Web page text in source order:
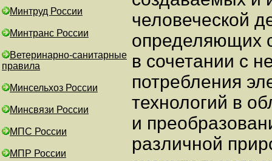
Минтруд России
Минтранс России
Ветеринарно-санитарные
правила
Минсельхоз России
Минсвязи России
МПС России
МПР России
человеческой
определяющих
в сочетании с
потребления
технологий в
и
различной